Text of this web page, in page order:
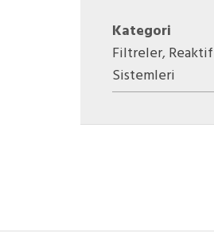
Kategori
Filtreler,
Sistemleri